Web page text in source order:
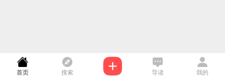
首页 搜索 导读 我的